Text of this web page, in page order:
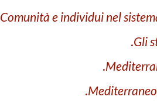
Comunità e individui nel
Gli